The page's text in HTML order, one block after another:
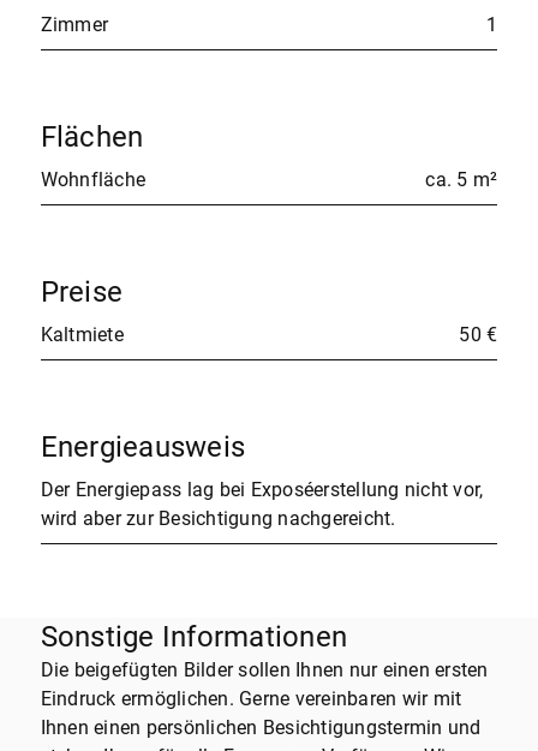
Zimmer 1
Flächen
Wohnfläche ca. 5 m²
Preise
Kaltmiete 50 €
Energieausweis
Der Energiepass lag bei Exposéerstellung nicht vor,
wird aber zur Besichtigung nachgereicht.
Sonstige Informationen
Die beigefügten Bilder sollen Ihnen nur einen ersten
Eindruck ermöglichen. Gerne vereinbaren wir mit
Ihnen einen persönlichen Besichtigungstermin und